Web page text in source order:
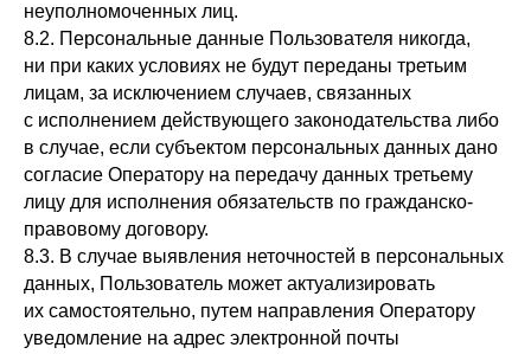
неуполномоченных лиц.
8.2. Персональные данные Пользователя никогда,
ни при каких условиях не будут переданы третьим
лицам, за исключением случаев, связанных
с исполнением действующего законодательства либо
в случае, если субъектом персональных данных дано
согласие Оператору на передачу данных третьему
лицу для исполнения обязательств по гражданско-
правовому договору.
8.3. В случае выявления неточностей в персональных
данных, Пользователь может актуализировать
их самостоятельно, путем направления Оператору
уведомление на адрес электронной почты